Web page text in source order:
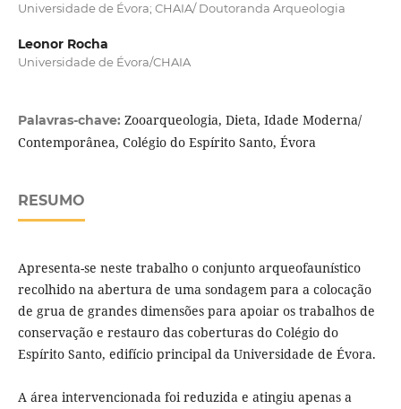
Universidade de Évora; CHAIA/ Doutoranda Arqueologia
Leonor Rocha
Universidade de Évora/CHAIA
Palavras-chave: Zooarqueologia, Dieta, Idade Moderna/
Contemporânea, Colégio do Espírito Santo, Évora
RESUMO
Apresenta-se neste trabalho o conjunto arqueofaunístico
recolhido na abertura de uma sondagem para a colocação
de grua de grandes dimensões para apoiar os trabalhos de
conservação e restauro das coberturas do Colégio do
Espírito Santo, edifício principal da Universidade de Évora.
A área intervencionada foi reduzida e atingiu apenas a